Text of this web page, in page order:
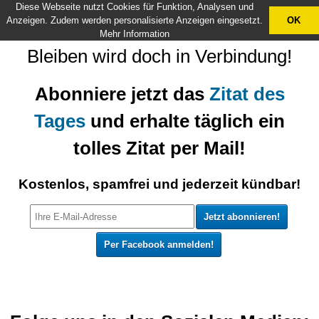
Bleiben wird doch in Verbindung!
Abonniere jetzt das Zitat des
Tages und erhalte täglich ein
tolles Zitat per Mail!
Kostenlos, spamfrei und jederzeit kündbar!
Per Facebook anmelden!
X
Diese Webseite nutzt Cookies für Funktion, Analysen und
Anzeigen. Zudem werden personalisierte Anzeigen eingesetzt.
Mehr Information
OK